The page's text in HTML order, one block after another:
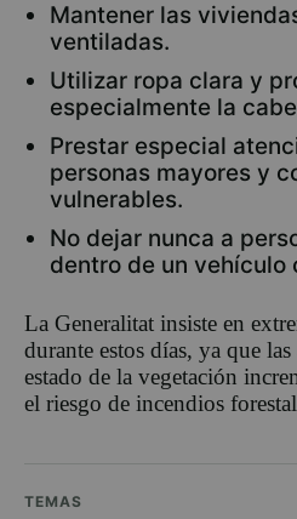
Mantener las
ventiladas.
Utilizar ropa clara y
especialmente la
Prestar especial
personas mayores y
vulnerables.
No dejar nunca a
dentro de un vehículo
La Generalitat insiste en
durante estos días, ya que
estado de la vegetación
el riesgo de incendios
TEMAS